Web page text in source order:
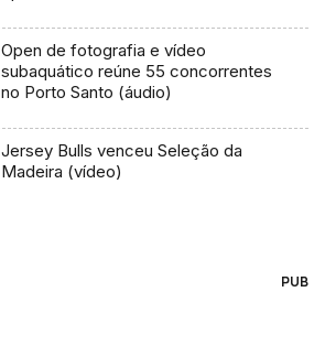
Open de fotografia e vídeo
subaquático reúne 55 concorrentes
no Porto Santo (áudio)
Jersey Bulls venceu Seleção da
Madeira (vídeo)
PUB